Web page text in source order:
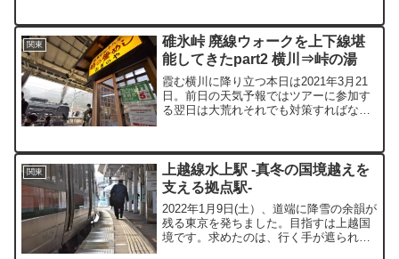
下の顔色をうかがい、明日を生きる為に
自らを抑圧して働く彼らに...
関東
碓氷峠 廃線ウォークを上下線堪
能してきたpart2 横川⇒峠の湯
霞む横川に降り立つ本日は2021年3月21
日。前日の天気予報ではツアーに参加す
る翌日は大荒れそれでも対策すればなん
ったわたくしは予定どおり、彼の地に足
を踏み入れたのでし...
関東
上越線水上駅 -真冬の国境越えを
支える拠点駅-
2022年1月9日(土）、道端に降雪の余韻が
残る東京を発ちました。目指すは上越国
境です。求めたのは、行く手が遮られ、